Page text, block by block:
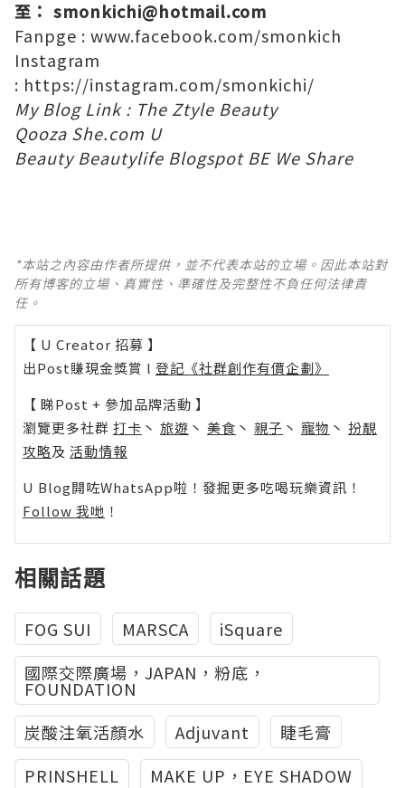
至： smonkichi@hotmail.com
Fanpge : www.facebook.com/smonkich
Instagram
: https://instagram.com/smonkichi/
My Blog Link : The Ztyle Beauty
Qooza She.com U
Beauty Beautylife Blogspot BE We Share
*本站之內容由作者所提供，並不代表本站的立場。因此本站對
所有博客的立場、真實性、準確性及完整性不負任何法律責
任。
【 U Creator 招募 】
出Post賺現金獎賞 l 登記《社群創作有價企劃》
【 睇Post + 參加品牌活動 】
瀏覽更多社群 打卡 丶 旅遊 丶 美食 丶 親子 丶 寵物 丶 扮靚
攻略及 活動情報
U Blog開咗WhatsApp啦！發掘更多吃喝玩樂資訊！
Follow 我哋 ！
相關話題
FOG SUI MARSCA
iSquare
國際交際廣場，JAPAN，粉底，
FOUNDATION
炭酸注氧活顏水
Adjuvant
睫毛膏
PRINSHELL
MAKE UP，EYE SHADOW